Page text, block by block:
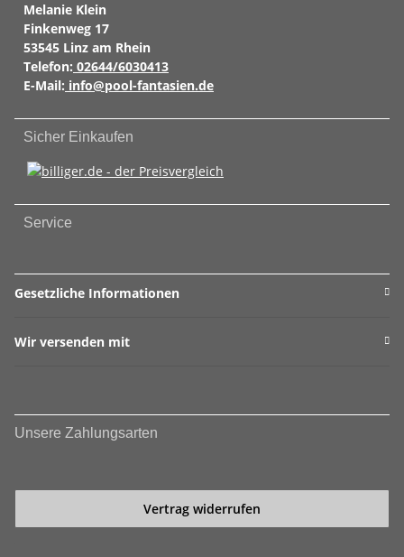
Melanie Klein
Finkenweg 17
53545 Linz am Rhein
Telefon: 02644/6030413
E-Mail: info@pool-fantasien.de
Sicher Einkaufen
Service
Gesetzliche Informationen
Wir versenden mit
Unsere Zahlungsarten
Vertrag widerrufen